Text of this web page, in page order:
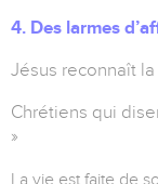
4. Des larmes
Jésus reconnaît
Chrétiens qui
»
La vie est faite de